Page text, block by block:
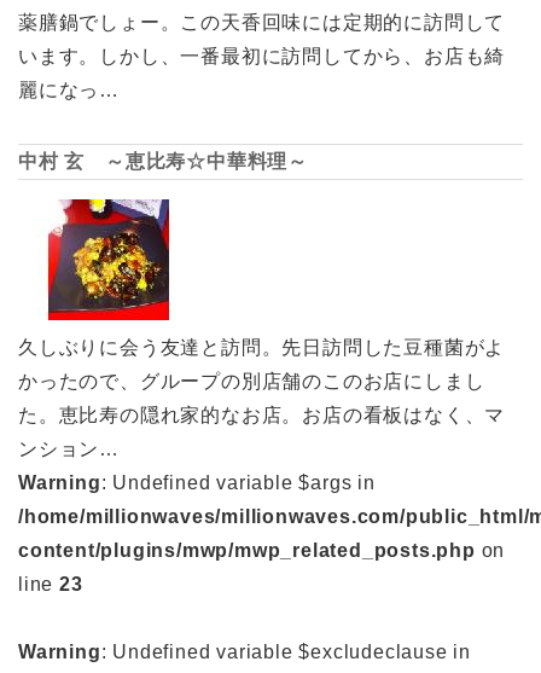
薬膳鍋でしょー。この天香回味には定期的に訪問して
います。しかし、一番最初に訪問してから、お店も綺
麗になっ…
中村 玄 ～恵比寿☆中華料理～
久しぶりに会う友達と訪問。先日訪問した豆種菌がよ
かったので、グループの別店舗のこのお店にしまし
た。恵比寿の隠れ家的なお店。お店の看板はなく、マ
ンション…
Warning: Undefined variable $args in
/home/millionwaves/millionwaves.com/public_html/
content/plugins/mwp/mwp_related_posts.php on
line 23
Warning: Undefined variable $excludeclause in